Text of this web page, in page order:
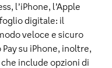
l’iPhone, l’Apple
digitale: il
veloce e sicuro
su iPhone, inoltre,
include opzioni di